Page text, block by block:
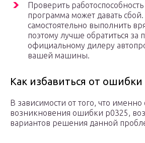
Проверить
программа может давать
самостоятельно выполнить
поэтому лучше обратиться за
официальному дилеру
вашей машины.
Как избавиться от ошибки
В зависимости от того, что
возникновения ошибки p0325,
вариантов решения данной